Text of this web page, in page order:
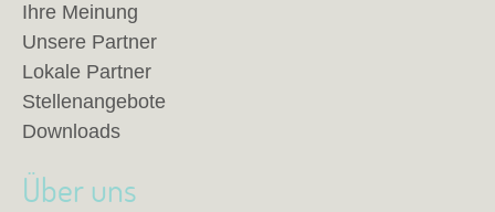
Ihre Meinung
Unsere Partner
Lokale Partner
Stellenangebote
Downloads
Über uns